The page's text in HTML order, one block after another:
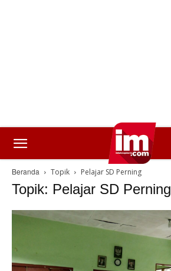
Beranda Topik Pelajar SD Perning
Topik: Pelajar SD Perning